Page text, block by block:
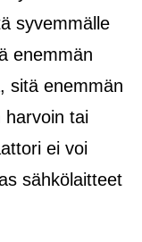
syvemmälle
enemmän
sitä enemmän
harvoin tai
ei voi
sähkölaitteet